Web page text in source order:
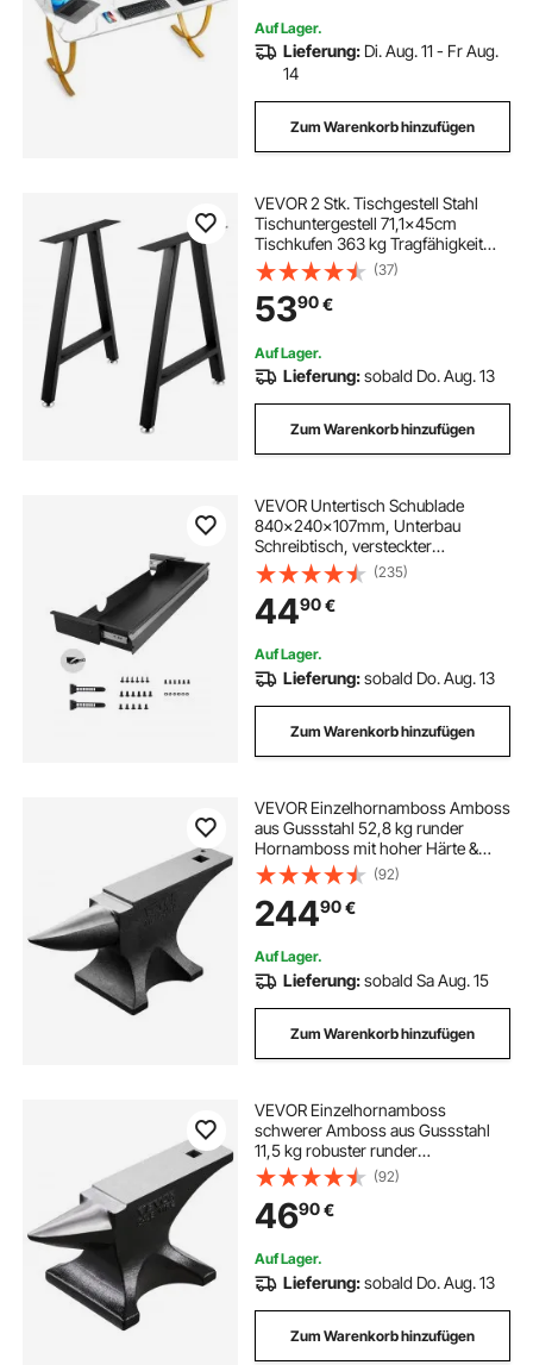
Auf Lager.
Lieferung: Di. Aug. 11 - Fr Aug.
14
Zum Warenkorb hinzufügen
VEVOR 2 Stk. Tischgestell Stahl
Tischuntergestell 71,1x45cm
Tischkufen 363 kg Tragfähigkeit
Tischbeine 6 vorgebohrte Löcher φ
6 mm Tischfuß Ideal für Esstische
Couchtische Gartenbänke
Schreibtische
(37)
5390€
Auf Lager.
Lieferung:sobald Do. Aug. 13
Zum Warenkorb hinzufügen
VEVOR Untertisch Schublade
840x240x107mm, Unterbau
Schreibtisch, versteckter
Schreibtisch-Aufbewahrungs-
Organizer, Bleistiftschublade unter
dem Tisch für Sitz- &
Steharbeitsplätze im Büro & zu
Hause
(235)
4490€
Auf Lager.
Lieferung:sobald Do. Aug. 13
Zum Warenkorb hinzufügen
VEVOR Einzelhornamboss Amboss
aus Gussstahl 52,8 kg runder
Hornamboss mit hoher Härte &
großer Arbeitsplatte & stabiler
Basis, Metallbearbeitungswerkzeug
zum Biegen Formen und Verdrehen
von Metall
(92)
24490€
Auf Lager.
Lieferung:sobald Sa Aug. 15
Zum Warenkorb hinzufügen
VEVOR Einzelhornamboss
schwerer Amboss aus Gussstahl
11,5 kg robuster runder
Hornamboss mit hoher Härte &
stabiler Basis,
Metallbearbeitungswerkzeug zum
Biegen Formen Verdrehen von
Metall
(92)
4690€
Auf Lager.
Lieferung:sobald Do. Aug. 13
Zum Warenkorb hinzufügen